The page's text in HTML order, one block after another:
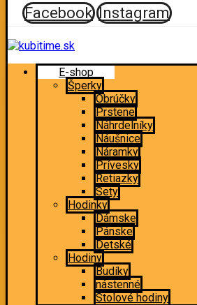
Facebook Instagram
E-shop
Šperky
Obrúčky
Prstene
Náhrdelníky
Náušnice
Náramky
Prívesky
Retiazky
Sety
Hodinky
Dámske
Pánske
Detské
Hodiny
Budíky
nástenné
Stolové hodiny